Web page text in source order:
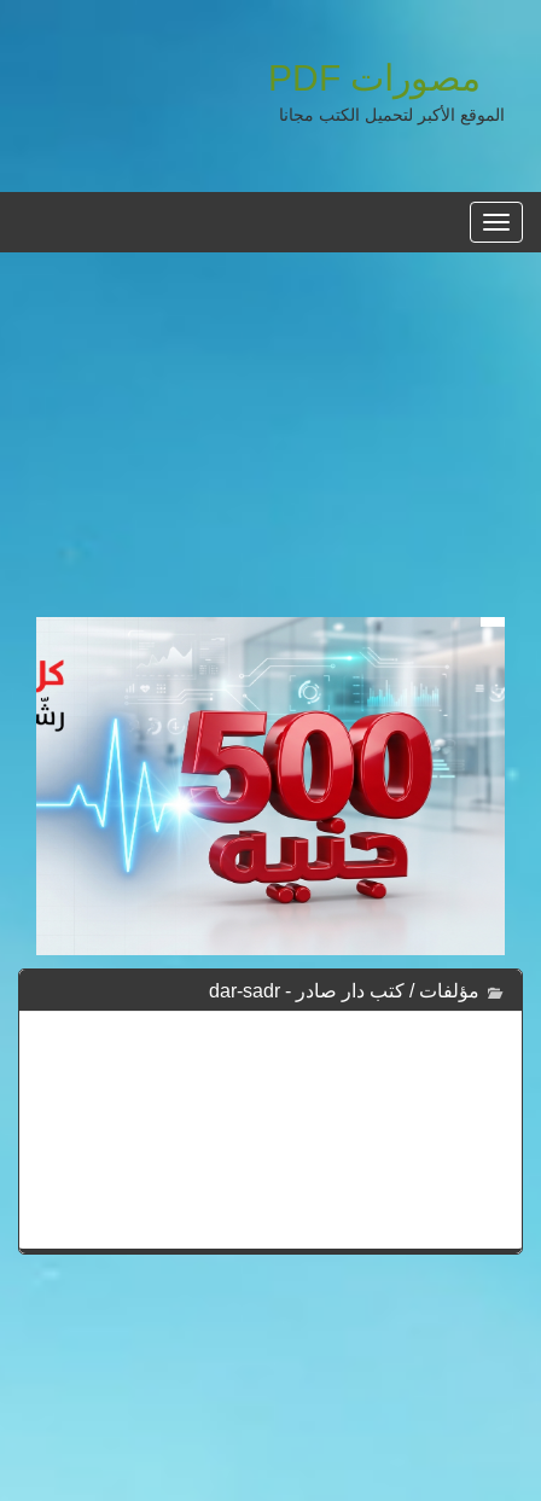
مصورات PDF
الموقع الأكبر لتحميل الكتب مجانا
القائمه
الرئيسية
مؤلفات / كتب دار صادر - dar-sadr